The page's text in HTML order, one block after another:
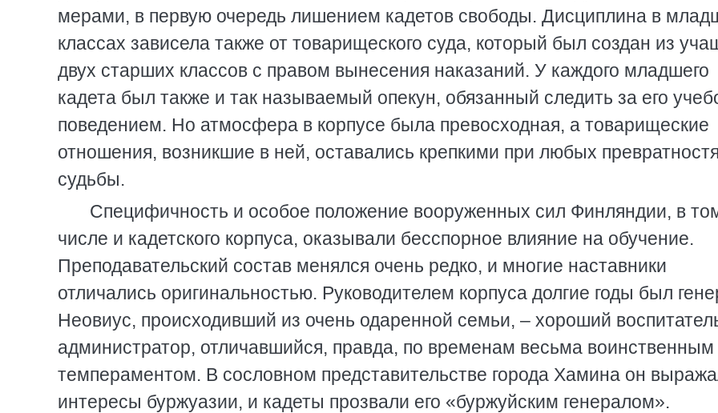
мерами, в первую очередь лишением кадетов свободы. Дисциплина в
классах зависела также от товарищеского суда, который был создан из
двух старших классов с правом вынесения наказаний. У каждого младшего
кадета был также и так называемый опекун, обязанный следить за его
поведением. Но атмосфера в корпусе была превосходная, а товарищеские
отношения, возникшие в ней, оставались крепкими при любых
судьбы.
Специфичность и особое положение вооруженных сил Финляндии, в
числе и кадетского корпуса, оказывали бесспорное влияние на обучение.
Преподавательский состав менялся очень редко, и многие наставники
отличались оригинальностью. Руководителем корпуса долгие годы был
Неовиус, происходивший из очень одаренной семьи, – хороший
администратор, отличавшийся, правда, по временам весьма воинственным
темпераментом. В сословном представительстве города Хамина он
интересы буржуазии, и кадеты прозвали его «буржуйским генералом».